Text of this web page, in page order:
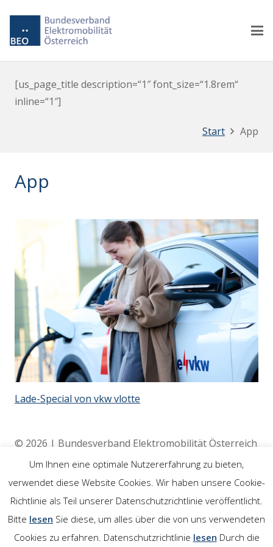
[us_page_title description=“1″ font_size=“1.8rem“
inline=“1″]
Start App
App
Lade-Special von vkw vlotte
© 2026 | Bundesverband Elektromobilität Österreich
(BEÖ) | 4020 Linz
Rechtliches
Impressum
Um Ihnen eine optimale Nutzererfahrung zu bieten,
verwendet diese Website Cookies. Wir haben unsere Cookie-
Richtlinie als Teil unserer Datenschutzrichtlinie veröffentlicht.
Bitte lesen Sie diese, um alles über die von uns verwendeten
Cookies zu erfahren. Datenschutzrichtlinie lesen Durch die